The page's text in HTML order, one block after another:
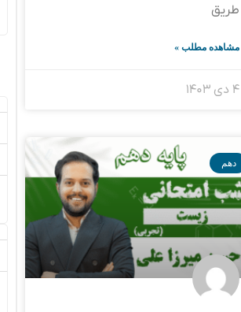
طریق
مشاهده مطلب »
۴ دی ۱۴۰۳
دهم